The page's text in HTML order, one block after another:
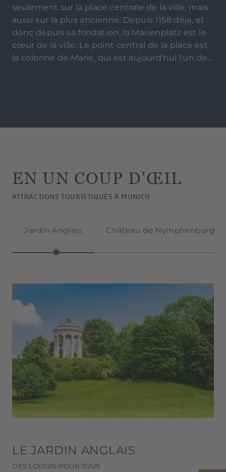
seulement sur la place centrale de la ville, mais
aussi sur la plus ancienne. Depuis 1158 déjà, et
donc depuis sa fondation, la Marienplatz est le
cœur de la ville. Le point central de la place est
la colonne de Marie, qui est aujourd'hui l'un des
EN UN COUP D'ŒIL
ATTRACTIONS TOURISTIQUES À MUNICH
Jardin Anglais Château de Nymphenburg
LE JARDIN ANGLAIS
DES LOISIRS POUR TOUS